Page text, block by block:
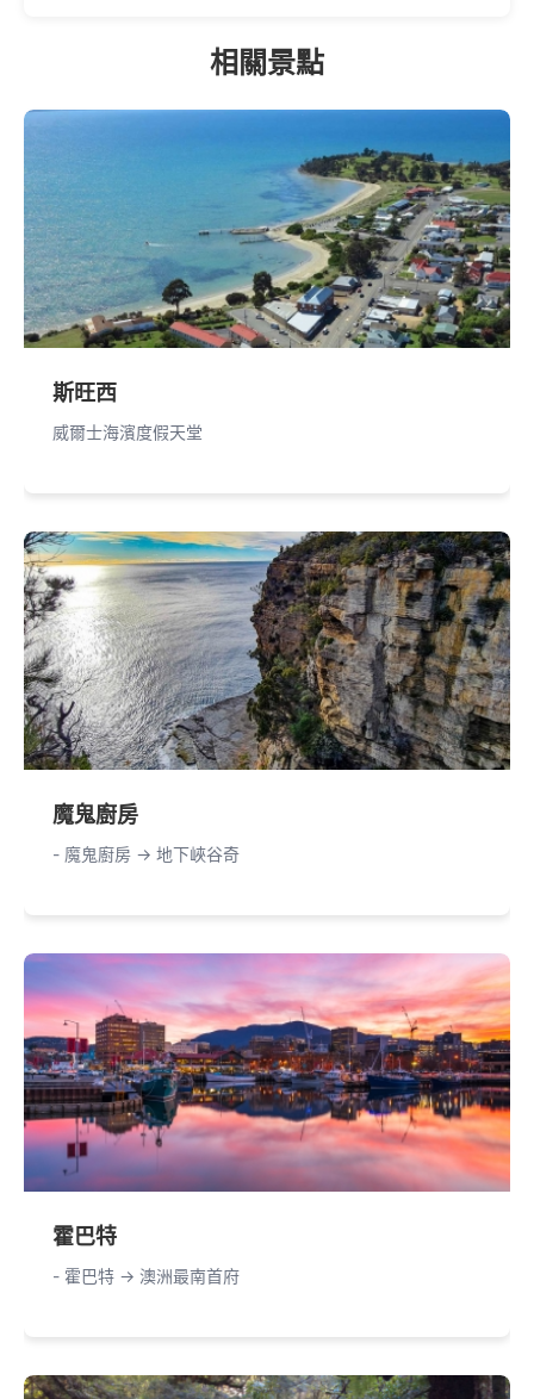
相關景點
斯旺西
威爾士海濱度假天堂
魔鬼廚房
- 魔鬼廚房 -> 地下峽谷奇
霍巴特
- 霍巴特 -> 澳洲最南首府